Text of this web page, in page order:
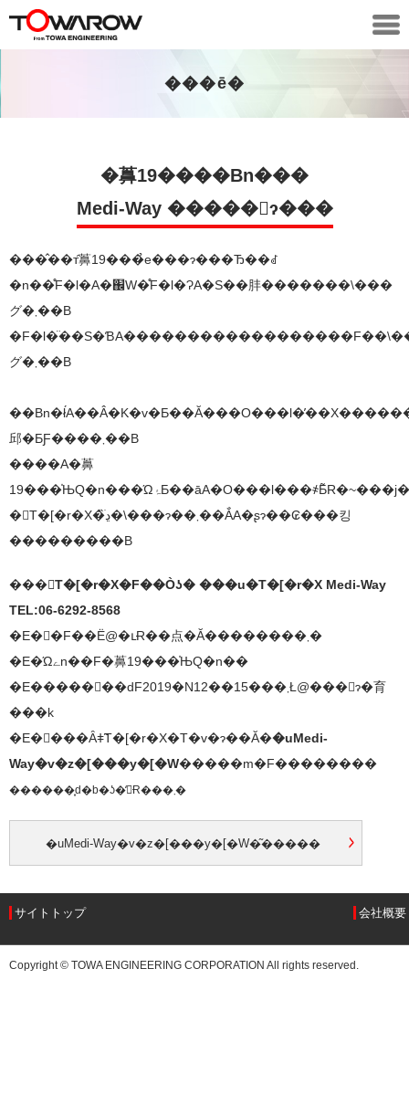
���ē�
�䕗19����Вn���
Medi-Way �����񋟂ɂ���
���̂��т̑䕗19���̉e���ɂ���Ђ��ꂽ
�n��̊F�l�A�֌W�̊F�l�ɁA�S��肨�������\���
グ�܂��B
グ�܂��B
邱�ƂƑ����܂��B
����A�䕗
�񋟃T�[�r�X�̏ڍׂ�\���ɂ��܂��ẮA�ʂɂ��₢���킹
���������B
���񋟃T�[�r�X�F��Òʖ� ���u�T�[�r�X Medi-Way
TEL:06-6292-8568
�E�񋟐�F��Ë@�ւɌ��点�Ă��������܂�
�E�Ώےn��F�䕗19���̍ЊQ�n��
�E�����񋟊��ԁF2019�N12��15���܂Ł@���󋵂ɂ�育
���k
�E�񋟌���Ȃǂ̃T�[�r�X�T�v�ɂ��Ă��uMedi-
Way�v�z�[���y�[�W�����m�F��������
������͓d�b�ʖ�̒񋟂Ɍ���܂�
�uMedi-Way�v�z�[���y�[�W�͂�����
サイトトップ 会社概要
Copyright © TOWA ENGINEERING CORPORATION All rights reserved.